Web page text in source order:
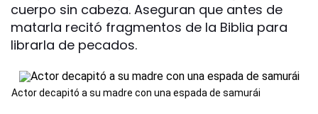
cuerpo sin cabeza. Aseguran que antes de
matarla recitó fragmentos de la Biblia para
librarla de pecados.
Actor decapitó a su madre con una espada de samurái